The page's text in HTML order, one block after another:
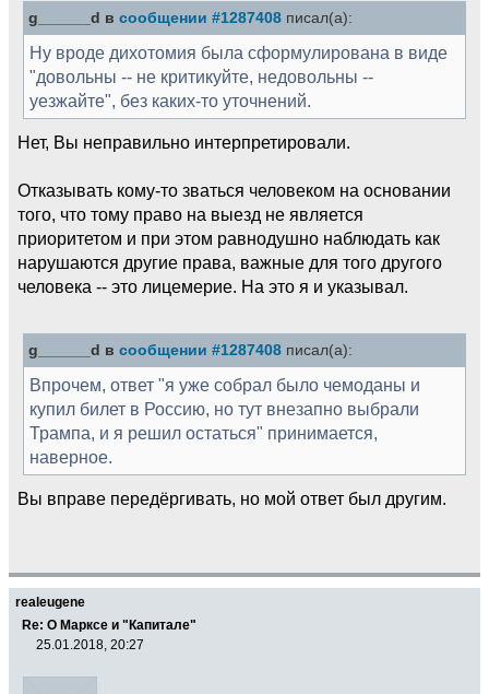
g______d в сообщении #1287408 писал(а):
Ну вроде дихотомия была сформулирована в виде
"довольны -- не критикуйте, недовольны --
уезжайте", без каких-то уточнений.
Нет, Вы неправильно интерпретировали.
Отказывать кому-то зваться человеком на основании
того, что тому право на выезд не является
приоритетом и при этом равнодушно наблюдать как
нарушаются другие права, важные для того другого
человека -- это лицемерие. На это я и указывал.
g______d в сообщении #1287408 писал(а):
Впрочем, ответ "я уже собрал было чемоданы и
купил билет в Россию, но тут внезапно выбрали
Трампа, и я решил остаться" принимается,
наверное.
Вы вправе передёргивать, но мой ответ был другим.
realeugene
Re: О Марксе и "Капитале"
25.01.2018, 20:27